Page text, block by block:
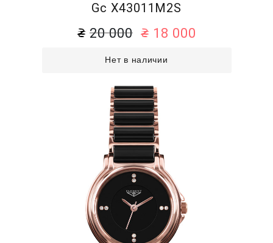
Gc X43011M2S
20 000 18 000
Нет в наличии